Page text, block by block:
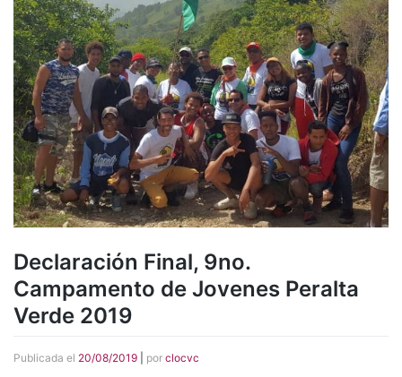
Declaración Final, 9no.
Campamento de Jovenes Peralta
Verde 2019
Publicada el 20/08/2019 por clocvc